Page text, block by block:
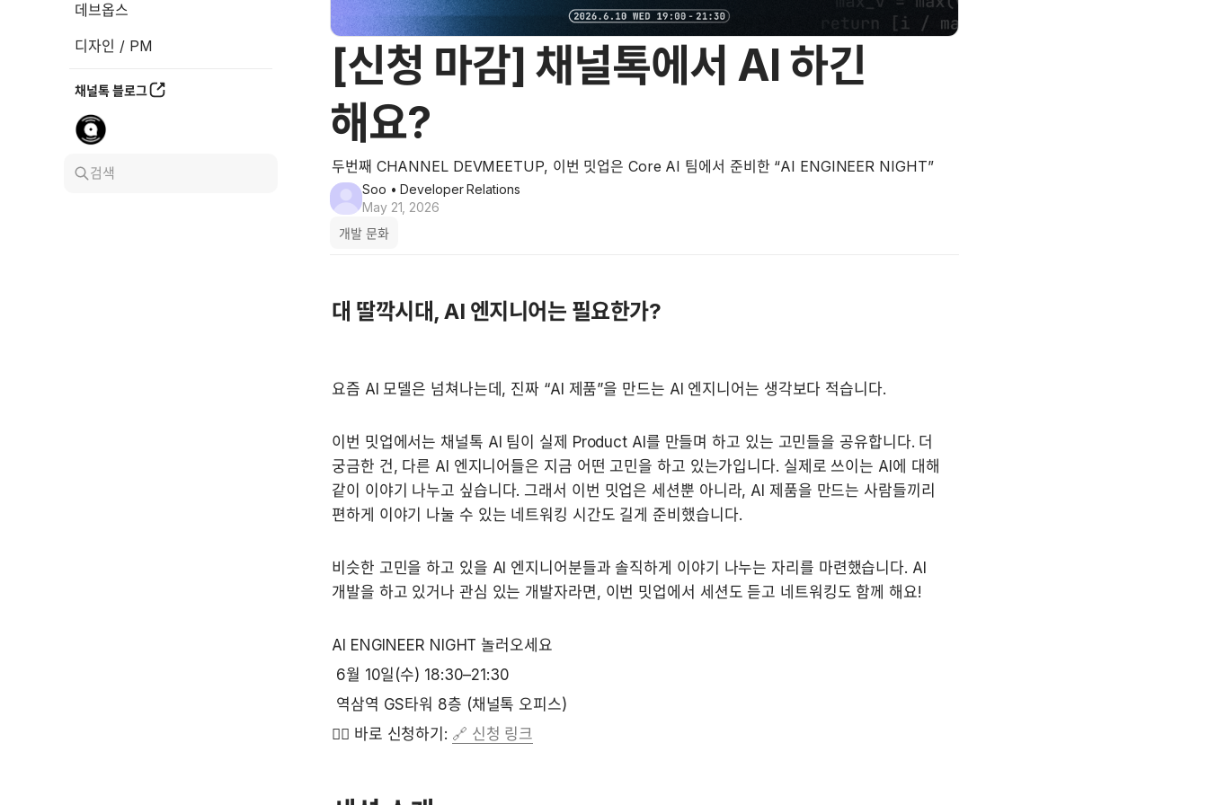
데브옵스
디자인 / PM
채널톡 블로그
검색
[신청 마감] 채널톡에서 AI 하긴
해요?
두번째 CHANNEL DEVMEETUP, 이번 밋업은 Core AI 팀에서 준비한 “AI ENGINEER NIGHT”
Soo • Developer Relations
May 21, 2026
개발 문화
대 딸깍시대, AI 엔지니어는 필요한가?
​요즘 AI 모델은 넘쳐나는데, 진짜 “AI 제품”을 만드는 AI 엔지니어는 생각보다 적습니다.
​이번 밋업에서는 채널톡 AI 팀이 실제 Product AI를 만들며 하고 있는 고민들을 공유합니다. 더
궁금한 건, 다른 AI 엔지니어들은 지금 어떤 고민을 하고 있는가입니다. 실제로 쓰이는 AI에 대해
같이 이야기 나누고 싶습니다. 그래서 이번 밋업은 세션뿐 아니라, AI 제품을 만드는 사람들끼리
편하게 이야기 나눌 수 있는 네트워킹 시간도 길게 준비했습니다.
​비슷한 고민을 하고 있을 AI 엔지니어분들과 솔직하게 이야기 나누는 자리를 마련했습니다. AI
개발을 하고 있거나 관심 있는 개발자라면, 이번 밋업에서 세션도 듣고 네트워킹도 함께 해요!
AI ENGINEER NIGHT 놀러오세요
6월 10일(수) 18:30–21:30
역삼역 GS타워 8층 (채널톡 오피스)
👉🏻 바로 신청하기: 🔗 신청 링크